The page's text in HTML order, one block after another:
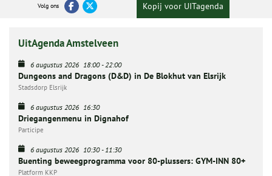
Volg ons Kopij voor UITagenda
UitAgenda Amstelveen
6 augustus 2026 18:00-22:00
Dungeons and Dragons (D&D) in De Blokhut van Elsrijk
Stadsdorp Elsrijk
6 augustus 2026 16:30
Driegangenmenu in Dignahof
Participe
6 augustus 2026 10:30-11:30
Buenting beweegprogramma voor 80-plussers: GYM-INN 80+
Platform KKP